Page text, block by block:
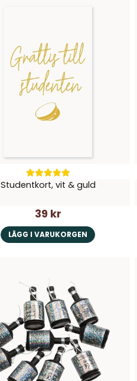
Studentkort, vit & guld
39 kr
LÄGG I VARUKORGEN